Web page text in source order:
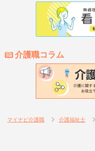
介護職コラム
マイナビ介護職 介護福祉士